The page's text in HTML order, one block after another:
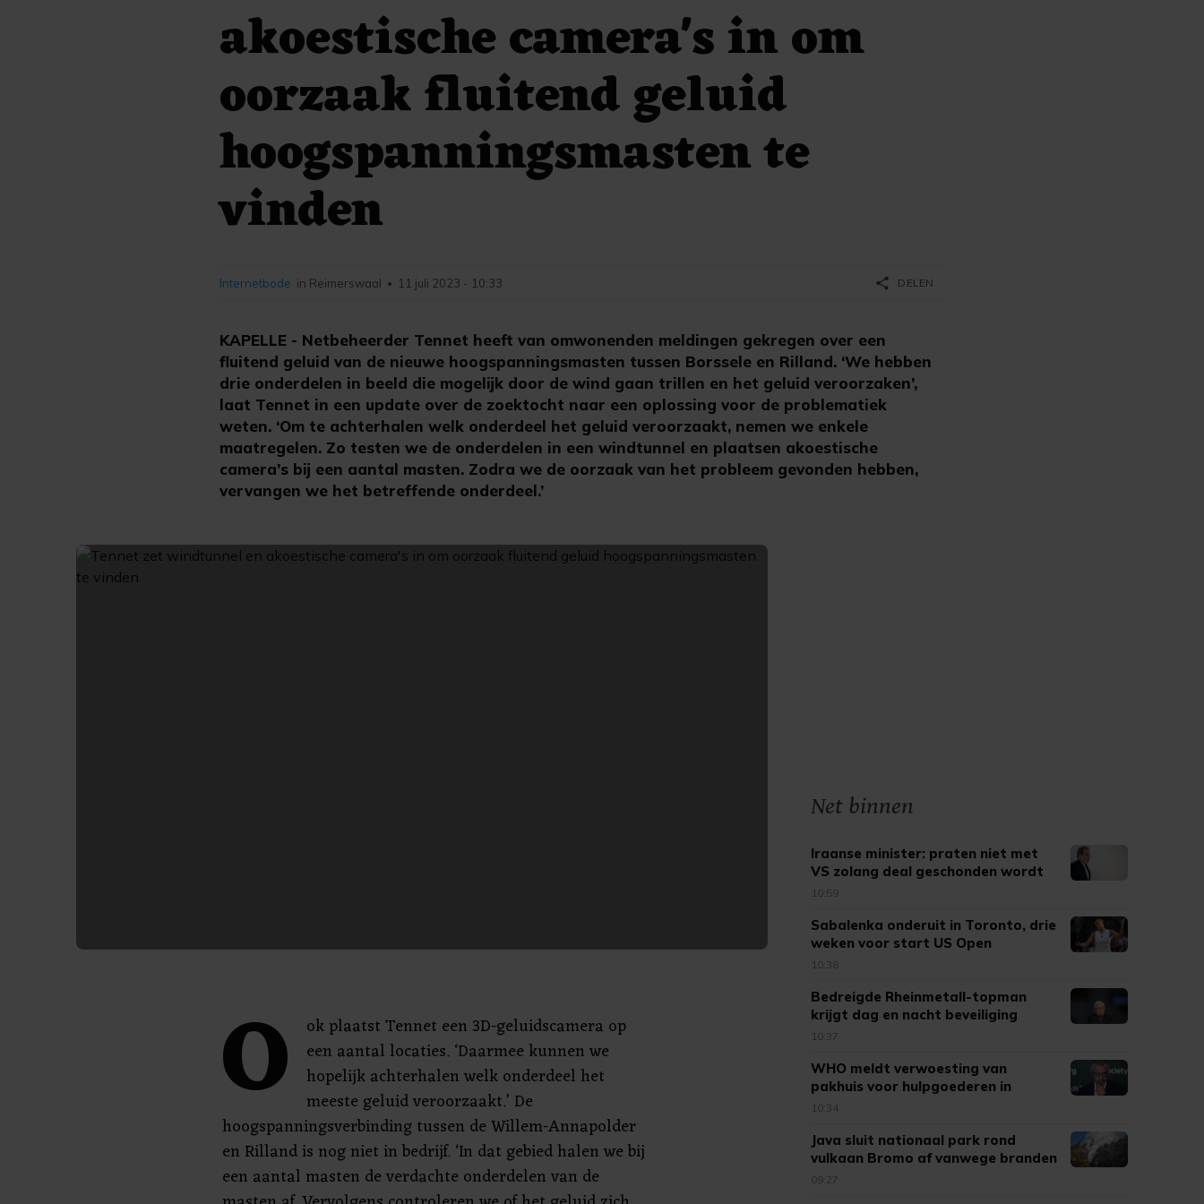
akoestische camera's in om
oorzaak fluitend geluid
hoogspanningsmasten te
vinden
KAPELLE - Netbeheerder Tennet heeft van omwonenden meldingen gekregen over een
fluitend geluid van de nieuwe hoogspanningsmasten tussen Borssele en Rilland. ‘We hebben
drie onderdelen in beeld die mogelijk door de wind gaan trillen en het geluid veroorzaken’,
laat Tennet in een update over de zoektocht naar een oplossing voor de problematiek
weten. ‘Om te achterhalen welk onderdeel het geluid veroorzaakt, nemen we enkele
maatregelen. Zo testen we de onderdelen in een windtunnel en plaatsen akoestische
camera’s bij een aantal masten. Zodra we de oorzaak van het probleem gevonden hebben,
vervangen we het betreffende onderdeel.’
Internetbode in Reimerswaal • 11 juli 2023 - 10:33 share DELEN
O
ok plaatst Tennet een 3D-geluidscamera op
een aantal locaties. ‘Daarmee kunnen we
hopelijk achterhalen welk onderdeel het
meeste geluid veroorzaakt.’ De
hoogspanningsverbinding tussen de Willem-Annapolder
en Rilland is nog niet in bedrijf. ‘In dat gebied halen we bij
een aantal masten de verdachte onderdelen van de
Net binnen
Iraanse minister: praten niet met
VS zolang deal geschonden wordt
10:59
Sabalenka onderuit in Toronto, drie
weken voor start US Open
10:38
Bedreigde Rheinmetall-topman
krijgt dag en nacht beveiliging
10:37
WHO meldt verwoesting van
pakhuis voor hulpgoederen in
Dnipro
10:34
Java sluit nationaal park rond
vulkaan Bromo af vanwege branden
09:27